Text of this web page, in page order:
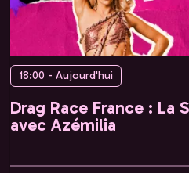
18:00 - Aujourd'hui
Drag Race France : La
avec Azémilia